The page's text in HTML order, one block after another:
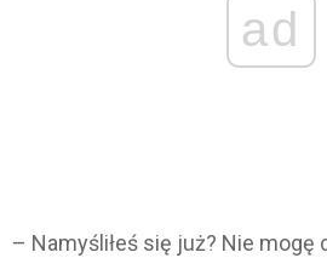
ad
– Namyśliłeś się już? Nie mogę